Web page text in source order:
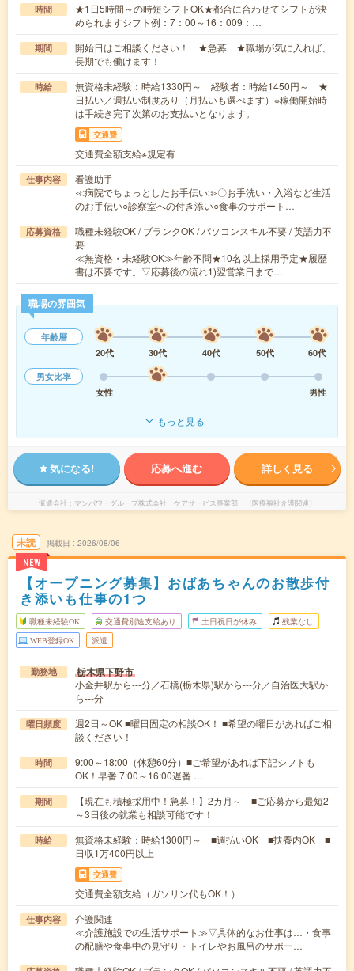
時間
★1日5時間～の時短シフトOK★都合に合わせてシフトが決
められますシフト例：7：00～16：009：…
期間
開始日はご相談ください！ ★急募 ★職場が気に入れば、
長期でも働けます！
時給
無資格未経験：時給1330円～ 経験者：時給1450円～ ★
日払い／週払い制度あり（月払いも選べます）※稼働開始時
は手続き完了次第のお支払いとなります。
交通費
交通費全額支給※規定有
仕事内容
看護助手
≪病院でちょっとしたお手伝い≫〇お手洗い・入浴など生活
のお手伝い○診察室への付き添い○食事のサポート…
応募資格
職種未経験OK / ブランクOK / パソコンスキル不要 / 英語力不
要
≪無資格・未経験OK≫年齢不問★10名以上採用予定★履歴
書は不要です。▽応募後の流れ1)翌営業日まで…
職場の雰囲気
年齢層
20代
30代 40代 50代
60代
男女比率
女性
男性
もっと見る
気になる! 応募へ進む 詳しく見る
派遣会社 マンパワーグループ株式会社 ケアサービス事業部 （医療福祉介護関連）
未読
NEW
掲載日 2026/08/06
【オープニング募集】おばあちゃんのお散歩付
き添いも仕事の1つ
職種未経験OK 交通費別途支給あり 土日祝日が休み 残業なし
WEB登録OK 派遣
勤務地 栃木県下野市
小金井駅から---分／石橋(栃木県)駅から---分／自治医大駅か
ら---分
曜日頻度
週2日～OK ■曜日固定の相談OK！ ■希望の曜日があればご相
談ください！
時間
9:00～18:00（休憩60分）■ご希望があれば下記シフトも
OK！早番 7:00～16:00遅番 …
期間
【現在も積極採用中！急募！】2カ月～ ■ご応募から最短2
～3日後の就業も相談可能です！
時給
無資格未経験：時給1300円～ ■週払いOK ■扶養内OK ■
日収1万400円以上
交通費
交通費全額支給（ガソリン代もOK！）
仕事内容
介護関連
≪介護施設での生活サポート≫▽具体的なお仕事は…・食事
の配膳や食事中の見守り・トイレやお風呂のサポー…